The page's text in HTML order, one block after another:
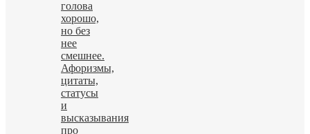
голова
хорошо,
но без
нее
смешнее.
Афоризмы,
цитаты,
статусы
и
высказывания
про